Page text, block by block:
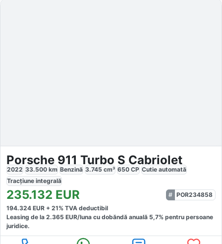
Porsche 911 Turbo S Cabriolet
2022 33.500 km Benzină 3.745 cm³ 650 CP Cutie automată
Tracțiune integrală
235.132 EUR
POR234858
194.324 EUR + 21% TVA deductibil
Leasing de la 2.365 EUR/luna cu dobăndă anuală 5,7% pentru persoane
juridice.